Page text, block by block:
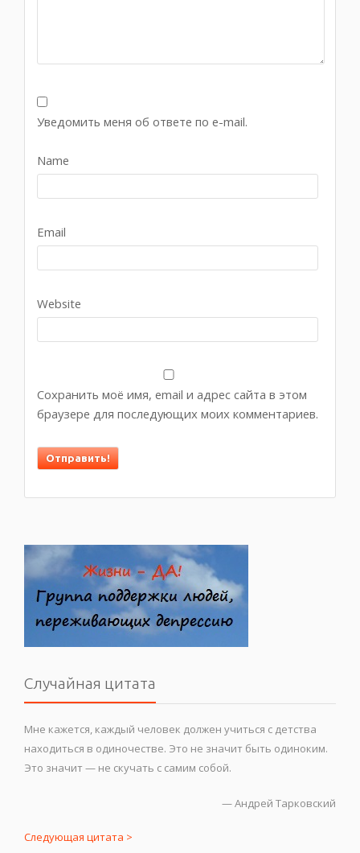
Уведомить меня об ответе по e-mail.
Name
Email
Website
Сохранить моё имя, email и адрес сайта в этом
браузере для последующих моих комментариев.
Случайная цитата
Мне кажется, каждый человек должен учиться с детства
находиться в одиночестве. Это не значит быть одиноким.
Это значит — не скучать с самим собой.
—Андрей Тарковский
Следующая цитата >